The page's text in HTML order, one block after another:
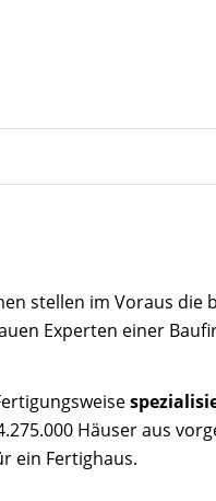
stellen im Voraus die
Experten einer
Häuser aus
ein Fertighaus.